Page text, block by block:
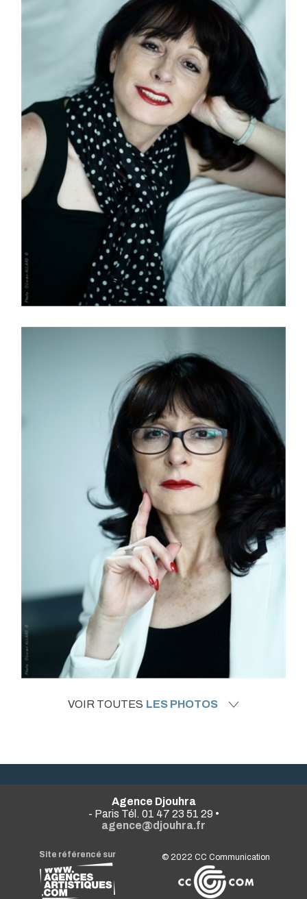
VOIR TOUTES LES PHOTOS
Agence Djouhra
- Paris Tél. 01 47 23 51 29 •
agence@djouhra.fr
Site référencé sur © 2022CC Communication